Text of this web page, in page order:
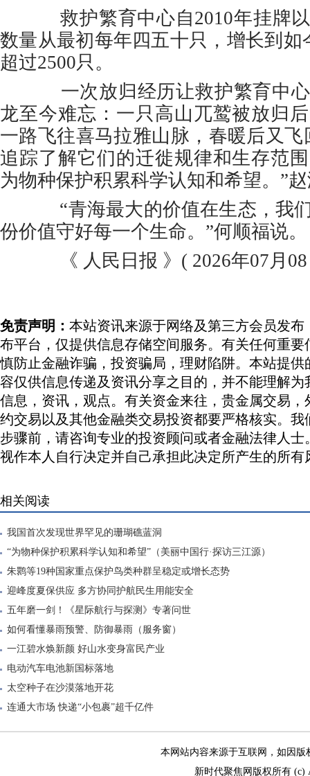
救护繁育中心自2010年挂牌以
数量从最初每年四五十只，增长到如
超过2500只。
一次放归经历让救护繁育中心
龙至今难忘：一只高山兀鹫被放归
一路飞往喜马拉雅山脉，春暖后又飞
追踪了解它们的迁徙规律和生存范
为物种保护积累科学认知和希望。”
“青海最大的价值在生态，我
份价值守好每一个生命。”何顺福说。
《 人民日报 》( 2026年07月08
免责声明： 本站资讯来源于网络及第三方会员发
布平台，仅提供信息存储空间服务。有关任何重
慎防止金融诈骗，投资骗局，理财陷阱。本站提
容仅供信息传递及资讯分享之目的，并不能理解
信息，资讯，观点。有关资金来往，贵金属交易
约交易以及其他金融类交易投资都要严格核实。
步骤前，请咨询专业的投资顾问或者金融法律人
视作本人自行决定并自己承担此决定所产生的所有
相关阅读
我国首次发现世界罕见的珊瑚礁蓝洞
“为物种保护积累科学认知和希望”（美丽中国行·探访三江源）
朱鹮等19种国家重点保护鸟类种群呈稳定或增长态势
迎峰度夏保供应 多方协同护航民生用能安全
五年磨一剑！《星际航行与探测》专著问世
如何看懂暴雨预警、防御暴雨（服务窗）
一江碧水焕新颜 好山水变身富民产业
电动汽车电池新国标落地
太空种子在沙漠落地开花
连通大市场 快递“小包裹”超千亿件
本网站内容来源于互联网，如因版
新时代聚焦网版权所有 (c)